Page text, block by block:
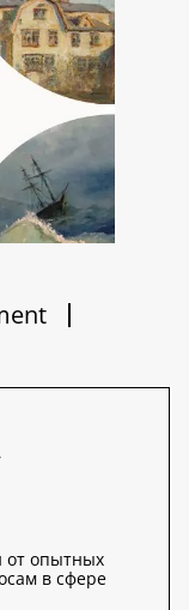
от опытных
в сфере